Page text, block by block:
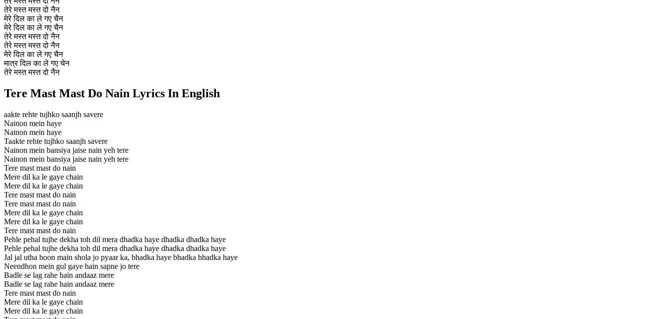
तेरे मस्त मस्त दो नैन
मेरे दिल का ले गए चैन
मेरे दिल का ले गए चैन
तेरे मस्त मस्त दो नैन
तेरे मस्त मस्त दो नैन
मेरे दिल का ले गए चैन
मात्र दिल का ले गए चेन
तेरे मस्त मस्त दो नैन
Tere Mast Mast Do Nain Lyrics In English
aakte rehte tujhko saanjh savere
Nainon mein haye
Nainon mein haye
Taakte rehte tujhko saanjh savere
Nainon mein bansiya jaise nain yeh tere
Nainon mein bansiya jaise nain yeh tere
Tere mast mast do nain
Mere dil ka le gaye chain
Mere dil ka le gaye chain
Tere mast mast do nain
Tere mast mast do nain
Mere dil ka le gaye chain
Mere dil ka le gaye chain
Tere mast mast do nain
Pehle pehal tujhe dekha toh dil mera dhadka haye dhadka dhadka haye
Pehle pehal tujhe dekha toh dil mera dhadka haye dhadka dhadka haye
Jal jal utha hoon main shola jo pyaar ka, bhadka haye bhadka bhadka haye
Neendhon mein gul gaye hain sapne jo tere
Badle se lag rahe hain andaaz mere
Badle se lag rahe hain andaaz mere
Tere mast mast do nain
Mere dil ka le gaye chain
Mere dil ka le gaye chain